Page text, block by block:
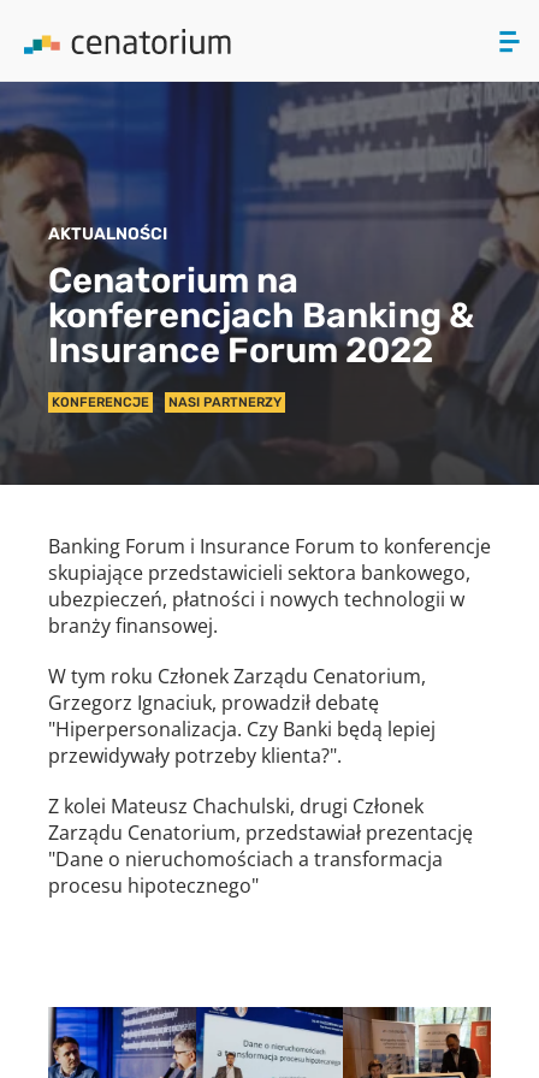
PRODUKTY
AKTUALNOŚCI
KONTAKT
AKTUALNOŚCI
Cenatorium na
konferencjach Banking &
Insurance Forum 2022
KONFERENCJE NASI PARTNERZY
Banking Forum i Insurance Forum to konferencje
skupiające przedstawicieli sektora bankowego,
ubezpieczeń, płatności i nowych technologii w
branży finansowej.
W tym roku Członek Zarządu Cenatorium,
Grzegorz Ignaciuk, prowadził debatę
"Hiperpersonalizacja. Czy Banki będą lepiej
przewidywały potrzeby klienta?".
Z kolei Mateusz Chachulski, drugi Członek
Zarządu Cenatorium, przedstawiał prezentację
"Dane o nieruchomościach a transformacja
procesu hipotecznego"
ZAMKNIJ